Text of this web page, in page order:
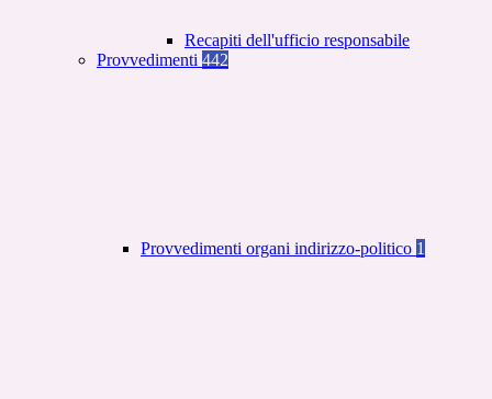
Recapiti dell'ufficio responsabile
Provvedimenti 442
Provvedimenti organi indirizzo-politico 1